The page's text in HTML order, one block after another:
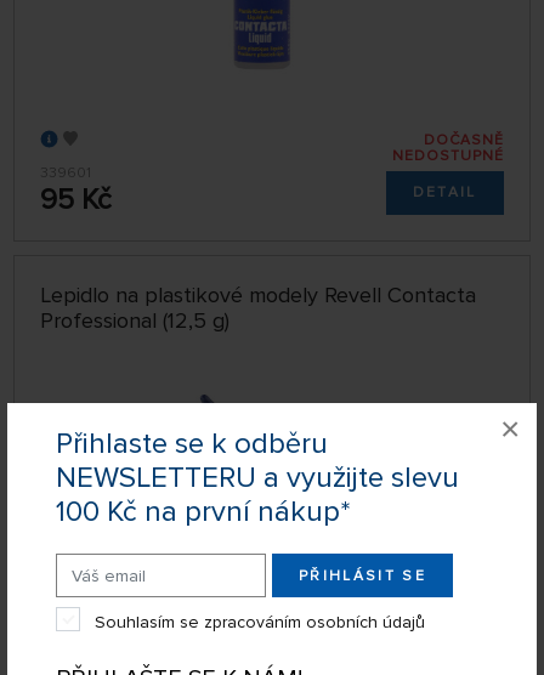
Přihlaste se k odběru
NEWSLETTERU a využijte slevu
100 Kč na první nákup*
PŘIHLÁSIT SE
Souhlasím se zpracováním osobních údajů
×
339601
95 Kč
DOČASNĚ
NEDOSTUPNÉ
DETAIL
Lepidlo na plastikové modely Revell Contacta
Professional (12,5 g)
SKLADEM NAD 5 KS